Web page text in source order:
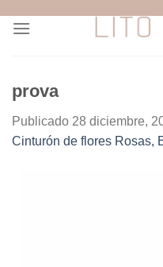
prova
Publicado 28 diciembre,
Cinturón de flores Rosas,